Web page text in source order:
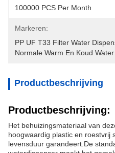
100000 PCS Per Month
Markeren:
PP UF T33 Filter Water
Normale Warm En Koud
Productbeschrijving
Productbeschrijving:
Het behuizingsmateriaal van
hoogwaardig plastic en roestvrij
levensduur garandeert.De